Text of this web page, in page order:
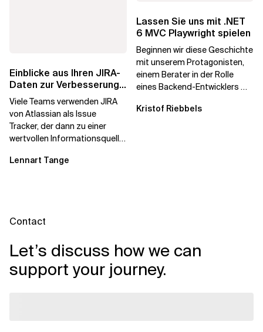
Einblicke aus Ihren JIRA-
Daten zur Verbesserung
Ihres Teams
Viele Teams verwenden JIRA
von Atlassian als Issue
Tracker, der dann zu einer
wertvollen Informationsquelle
Als...
Lennart Tange
Lassen Sie uns mit .NET
6 MVC Playwright spielen
Beginnen wir diese Geschichte
mit unserem Protagonisten,
einem Berater in der Rolle
eines Backend-Entwicklers mit
Azure....
Kristof Riebbels
Contact
Let’s discuss how we can
support your journey.